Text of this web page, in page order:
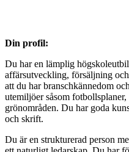
Din profil:
Du har en lämplig
affärsutveckling, försäljning
att du har branschkännedom
utemiljöer såsom
grönområden. Du har goda
och skrift.
Du är en strukturerad person